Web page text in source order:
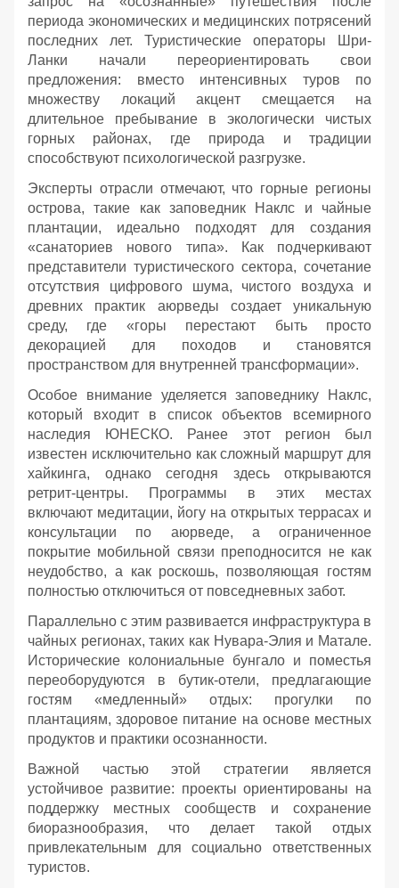
периода экономических и медицинских потрясений
последних лет. Туристические операторы Шри-
Ланки начали переориентировать свои
предложения: вместо интенсивных туров по
множеству локаций акцент смещается на
длительное пребывание в экологически чистых
горных районах, где природа и традиции
способствуют психологической разгрузке.
Эксперты отрасли отмечают, что горные регионы
острова, такие как заповедник Наклс и чайные
плантации, идеально подходят для создания
«санаториев нового типа». Как подчеркивают
представители туристического сектора, сочетание
отсутствия цифрового шума, чистого воздуха и
древних практик аюрведы создает уникальную
среду, где «горы перестают быть просто
декорацией для походов и становятся
пространством для внутренней трансформации».
Особое внимание уделяется заповеднику Наклс,
который входит в список объектов всемирного
наследия ЮНЕСКО. Ранее этот регион был
известен исключительно как сложный маршрут для
хайкинга, однако сегодня здесь открываются
ретрит-центры. Программы в этих местах
включают медитации, йогу на открытых террасах и
консультации по аюрведе, а ограниченное
покрытие мобильной связи преподносится не как
неудобство, а как роскошь, позволяющая гостям
полностью отключиться от повседневных забот.
Параллельно с этим развивается инфраструктура в
чайных регионах, таких как Нувара-Элия и Матале.
Исторические колониальные бунгало и поместья
переоборудуются в бутик-отели, предлагающие
гостям «медленный» отдых: прогулки по
плантациям, здоровое питание на основе местных
продуктов и практики осознанности.
Важной частью этой стратегии является
устойчивое развитие: проекты ориентированы на
поддержку местных сообществ и сохранение
биоразнообразия, что делает такой отдых
привлекательным для социально ответственных
туристов.